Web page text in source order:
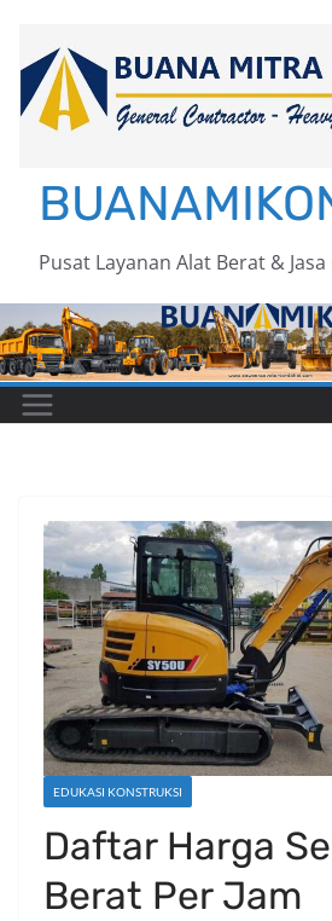
content
Pusat Layanan Alat Berat &
EDUKASI KONSTRUKSI
Daftar Harga
Berat Per Jam